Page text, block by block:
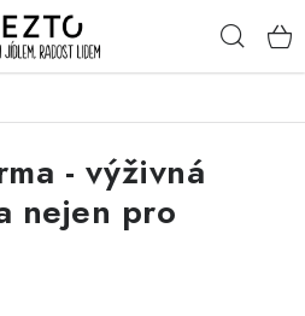
- výživná
nejen pro